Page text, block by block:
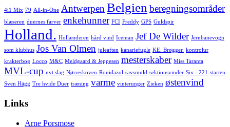
4i1 Mix 79 All-in-One Antwerpen Belgien beregningsområder
blæseren duernes farver enkehunner FCI Freddy GPS Guldspir
Holland. Hollænderen hård vind Iceman Jef De Wilder Jernbanevogn
som klubhus Jos Van Olmen juleaften kanariefugle KE. Brøgger. kontrolur
krakterbog Locco M&C Meldgaard & Jeppesen mesterskaber Miss Taranta
MVL-cup nyt slag Nørreskoven Ronidazol savsmuld sektionsvinder Six - 221
starten
Sven Hägg Tre hvide Duer træning varme vinterunger Zieken østenvind
Links
Arne Porsmose